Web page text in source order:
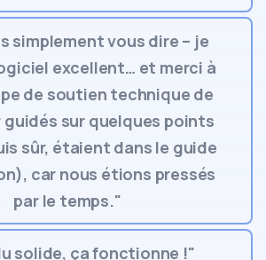
simplement vous dire – je
excellent… et merci à
de soutien technique de
guidés sur quelques points
sûr, étaient dans le guide
car nous étions pressés
par le temps."
solide, ça fonctionne !"